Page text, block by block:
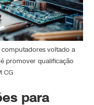
voltado a
promover qualificação
CG
para